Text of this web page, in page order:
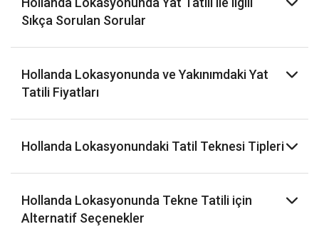
Sıkça Sorulan Sorular
Hollanda Lokasyonunda ve Yakınımdaki Yat
Tatili Fiyatları
Hollanda Lokasyonundaki Tatil Teknesi Tipleri
Hollanda Lokasyonunda Tekne Tatili için
Alternatif Seçenekler